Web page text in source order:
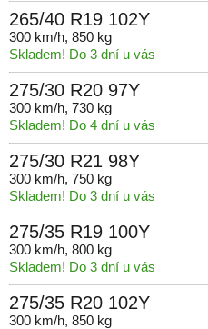
265/40 R19 102Y
300 km/h, 850 kg
Skladem! Do 3 dní u vás
275/30 R20 97Y
300 km/h, 730 kg
Skladem! Do 4 dní u vás
275/30 R21 98Y
300 km/h, 750 kg
Skladem! Do 3 dní u vás
275/35 R19 100Y
300 km/h, 800 kg
Skladem! Do 3 dní u vás
275/35 R20 102Y
300 km/h, 850 kg